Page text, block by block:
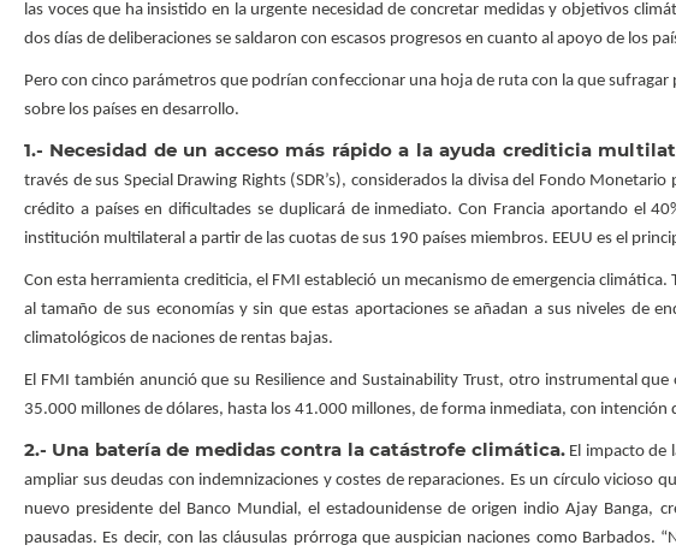
las voces que ha insistido en la urgente necesidad de concretar medidas y objetivos
dos días de deliberaciones se saldaron con escasos progresos en cuanto al apoyo de los
Pero con cinco parámetros que podrían confeccionar una hoja de ruta con la que
sobre los países en desarrollo.
1.- Necesidad de un acceso más rápido a la ayuda crediticia
través de sus Special Drawing Rights (SDR’s), considerados la divisa del Fondo
crédito a países en dificultades se duplicará de inmediato. Con Francia aportando el
institución multilateral a partir de las cuotas de sus 190 países miembros. EEUU es el
Con esta herramienta crediticia, el FMI estableció un mecanismo de emergencia
al tamaño de sus economías y sin que estas aportaciones se añadan a sus niveles de
climatológicos de naciones de rentas bajas.
El FMI también anunció que su Resilience and Sustainability Trust, otro instrumental
35.000 millones de dólares, hasta los 41.000 millones, de forma inmediata, con
2.- Una batería de medidas contra la catástrofe climática.El impacto de
ampliar sus deudas con indemnizaciones y costes de reparaciones. Es un círculo vicioso
nuevo presidente del Banco Mundial, el estadounidense de origen indio Ajay Banga,
pausadas. Es decir, con las cláusulas prórroga que auspician naciones como